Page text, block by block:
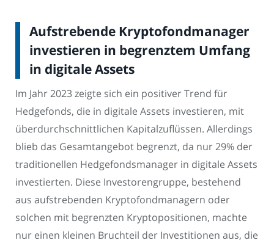
Aufstrebende Kryptofondmanager
investieren in begrenztem Umfang
in digitale Assets
Im Jahr 2023 zeigte sich ein positiver Trend für
Hedgefonds, die in digitale Assets investieren, mit
überdurchschnittlichen Kapitalzuflüssen. Allerdings
blieb das Gesamtangebot begrenzt, da nur 29% der
traditionellen Hedgefondsmanager in digitale Assets
investierten. Diese Investorengruppe, bestehend
aus aufstrebenden Kryptofondmanagern oder
solchen mit begrenzten Kryptopositionen, machte
nur einen kleinen Bruchteil der Investitionen aus, die